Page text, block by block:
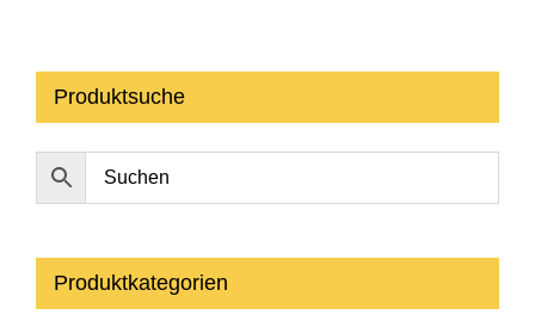
Produktsuche
Produktkategorien